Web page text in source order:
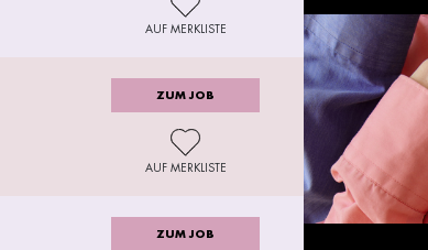
AUF MERKLISTE
ZUM JOB
AUF MERKLISTE
ZUM JOB